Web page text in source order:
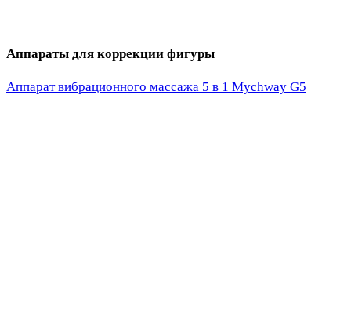
Аппараты для коррекции фигуры
Аппарат вибрационного массажа 5 в 1 Mychway G5